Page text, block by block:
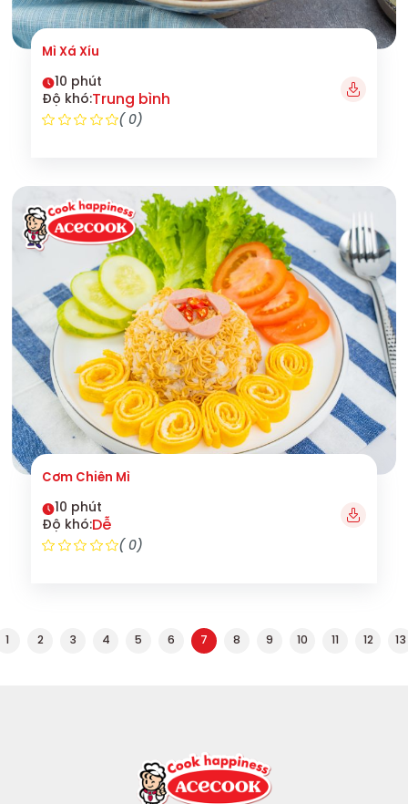
Mì Xá Xíu
10 phút
Độ khó:Trung bình
( 0)
Cơm Chiên Mì
10 phút
Độ khó:Dễ
( 0)
1 2 3 4 5 6 7 8 9 10 11 12 13